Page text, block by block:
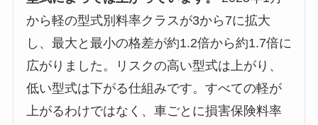
から軽の型式別料率クラスが3から7に拡大
し、最大と最小の格差が約1.2倍から約1.7倍に
広がりました。リスクの高い型式は上がり、
低い型式は下がる仕組みです。すべての軽が
上がるわけではなく、車ごとに損害保険料率